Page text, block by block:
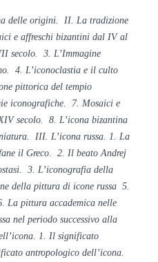
delle origini. II. La tradizione
e affreschi bizantini dal IV al
secolo. 3. L’Immagine
4. L’iconoclastia e il culto
pittorica del tempio
iconografiche. 7. Mosaici e
secolo. 8. L’icona bizantina
III. L’icona russa. 1. La
il Greco. 2. Il beato Andrej
3. L’iconografia della
della pittura di icone russa 5.
La pittura accademica nelle
nel periodo successivo alla
1. Il significato
antropologico dell’icona.